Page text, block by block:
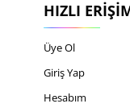
HIZLI
Üye Ol
Giriş Yap
Hesabım